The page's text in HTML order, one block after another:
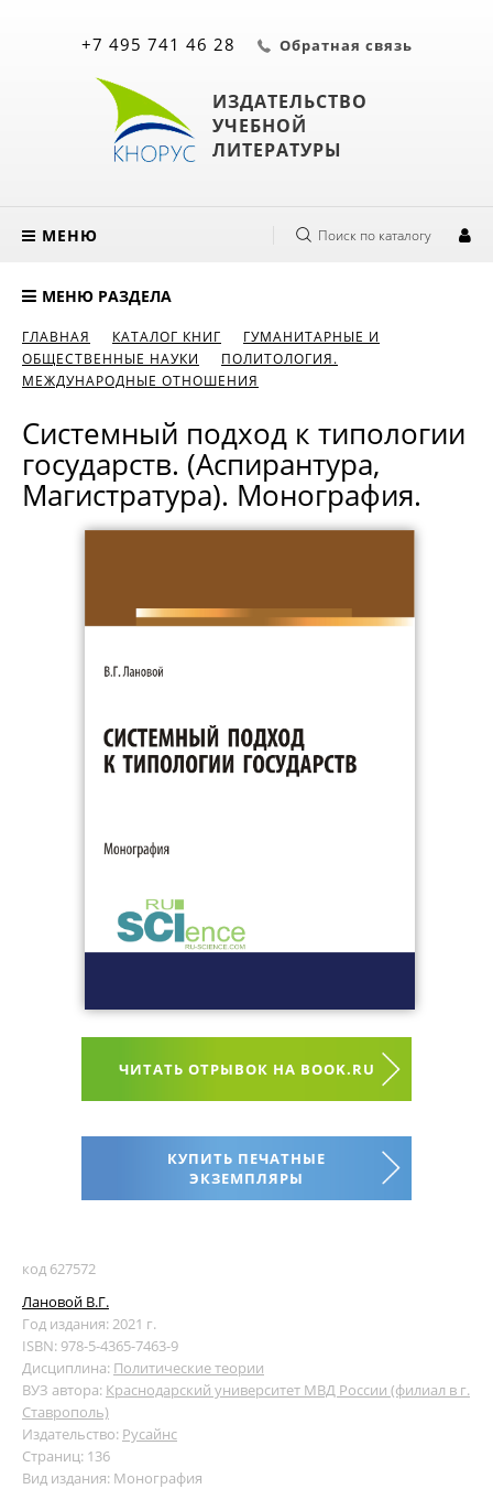
ИЗДАТЕЛЬСТВО
УЧЕБНОЙ
ЛИТЕРАТУРЫ
+7 495 741 46 28 Обратная связь
МЕНЮ Поиск по каталогу
МЕНЮ РАЗДЕЛА
ГЛАВНАЯ КАТАЛОГ КНИГ
ГУМАНИТАРНЫЕ И
ОБЩЕСТВЕННЫЕ НАУКИ
ПОЛИТОЛОГИЯ.
МЕЖДУНАРОДНЫЕ ОТНОШЕНИЯ
Системный подход к типологии
государств. (Аспирантура,
Магистратура). Монография.
ЧИТАТЬ ОТРЫВОК НА BOOK.RU
КУПИТЬ ПЕЧАТНЫЕ
ЭКЗЕМПЛЯРЫ
код 627572
Лановой В.Г.
Год издания: 2021 г.
ISBN: 978-5-4365-7463-9
Дисциплина: Политические теории
ВУЗ автора: Краснодарский университет МВД России (филиал в г.
Ставрополь)
Издательство: Русайнс
Страниц: 136
Вид издания: Монография